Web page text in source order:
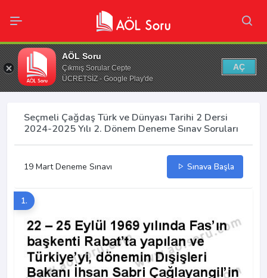
AÖL Soru
Çıkmış Sorular Cepte
ÜCRETSİZ - Google Play'de
AÇ
Seçmeli Çağdaş Türk ve Dünyası Tarihi 2 Dersi
2024-2025 Yılı 2. Dönem Deneme Sınav Soruları
19 Mart Deneme Sınavı Sınava Başla
1.